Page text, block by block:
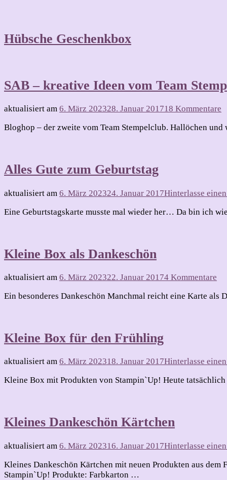
Hübsche Geschenkbox
SAB – kreative Ideen vom Team
aktualisiert am 6. März 202328. Januar 201718 Kommentare
–
Bloghop – der zweite vom Team Stempelclub. Hallöchen
Alles Gute zum Geburtstag
aktualisiert am 6. März 202324. Januar 2017Hinterlasse
Eine Geburtstagskarte musste mal wieder her… Da bin ich
Kleine Box als Dankeschön
aktualisiert am 6. März 202322. Januar 20174 Kommentare
Ein besonderes Dankeschön Manchmal reicht eine Karte
Kleine Box für den Frühling
aktualisiert am 6. März 202318. Januar 2017Hinterlasse
Kleine Box mit Produkten von Stampin`Up! Heute
Kleines Dankeschön Kärtchen
aktualisiert am 6. März 202316. Januar 2017Hinterlasse
Kleines Dankeschön Kärtchen mit neuen Produkten aus
Stampin`Up! Produkte: Farbkarton …